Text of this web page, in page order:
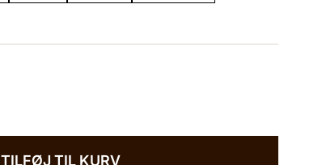
TILFØJ TIL KURV